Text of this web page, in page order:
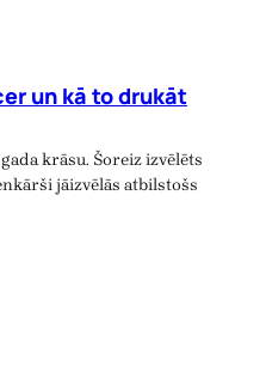
un kā to drukāt
krāsu. Šoreiz izvēlēts
jāizvēlās atbilstošs